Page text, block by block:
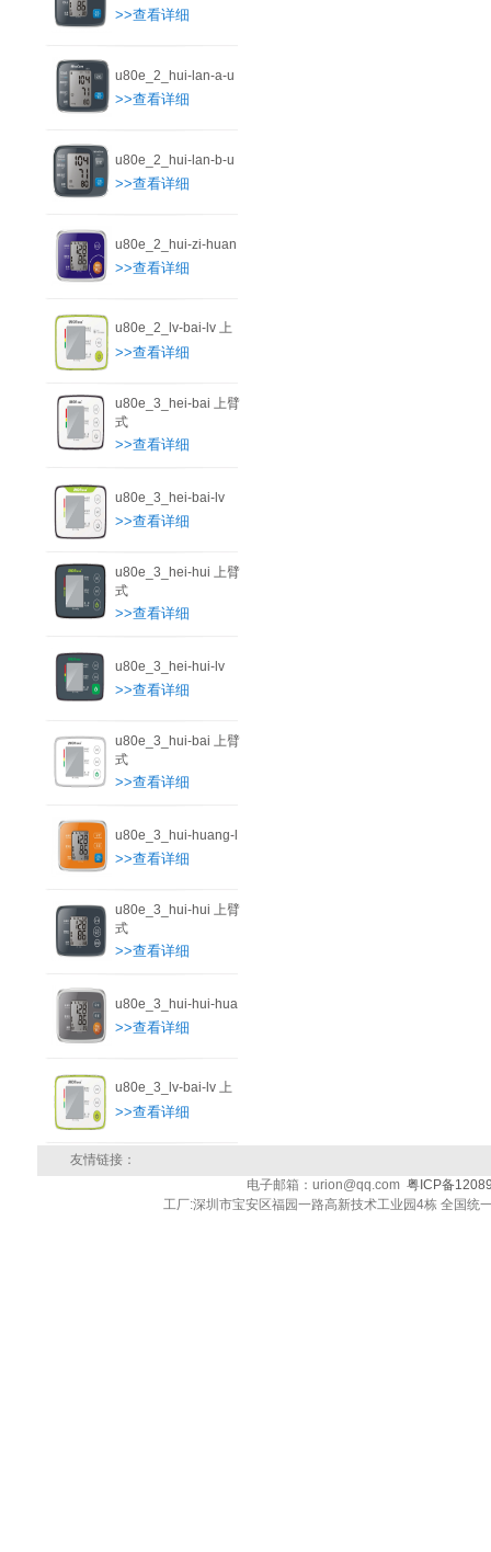
>>查看详细
u80e_2_hui-lan-a-u
>>查看详细
u80e_2_hui-lan-b-u
>>查看详细
u80e_2_hui-zi-huan
>>查看详细
u80e_2_lv-bai-lv 上
>>查看详细
u80e_3_hei-bai 上臂
式
>>查看详细
u80e_3_hei-bai-lv
>>查看详细
u80e_3_hei-hui 上臂
式
>>查看详细
u80e_3_hei-hui-lv
>>查看详细
u80e_3_hui-bai 上臂
式
>>查看详细
u80e_3_hui-huang-l
>>查看详细
u80e_3_hui-hui 上臂
式
>>查看详细
u80e_3_hui-hui-hua
>>查看详细
u80e_3_lv-bai-lv 上
>>查看详细
友情链接：
电子邮箱：urion@qq.com 粤ICP备
工厂:深圳市宝安区福园一路高新技术工业园4栋 全国